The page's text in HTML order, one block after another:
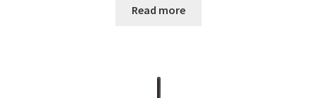
Read more